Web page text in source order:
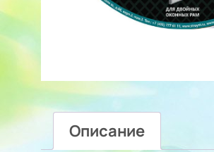
Описание